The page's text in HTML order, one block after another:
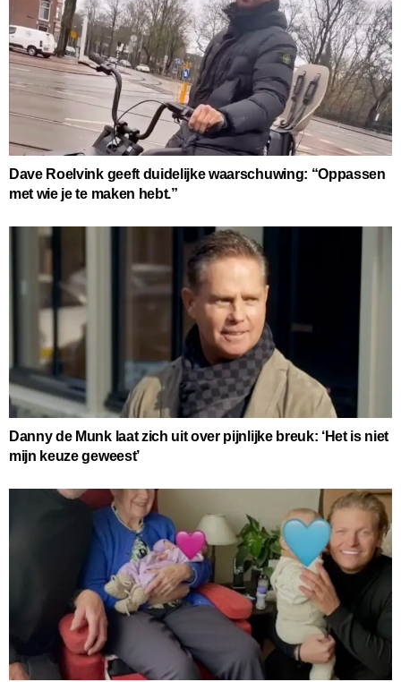
Dave Roelvink geeft duidelijke waarschuwing: “Oppassen
met wie je te maken hebt.”
Danny de Munk laat zich uit over pijnlijke breuk: ‘Het is niet
mijn keuze geweest’